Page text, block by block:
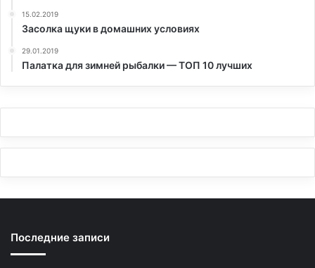
15.02.2019
Засолка щуки в домашних условиях
29.01.2019
Палатка для зимней рыбалки — ТОП 10 лучших
Последние записи